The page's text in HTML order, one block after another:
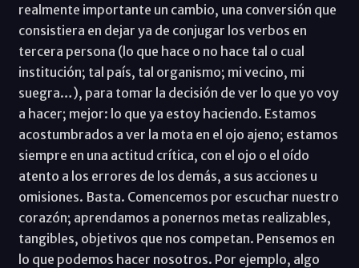
realmente importante un cambio, una conversión que
consistiera en dejar ya de conjugar los verbos en
tercera persona (lo que hace o no hace tal o cual
institución; tal país, tal organismo; mi vecino, mi
suegra…), para tomar la decisión de ver lo que yo voy
a hacer; mejor: lo que ya estoy haciendo. Estamos
acostumbrados a ver la mota en el ojo ajeno; estamos
siempre en una actitud crítica, con el ojo o el oído
atento a los errores de los demás, a sus acciones u
omisiones. Basta. Comencemos por escuchar nuestro
corazón; aprendamos a ponernos metas realizables,
tangibles, objetivos que nos competan. Pensemos en
lo que podemos hacer nosotros. Por ejemplo, algo